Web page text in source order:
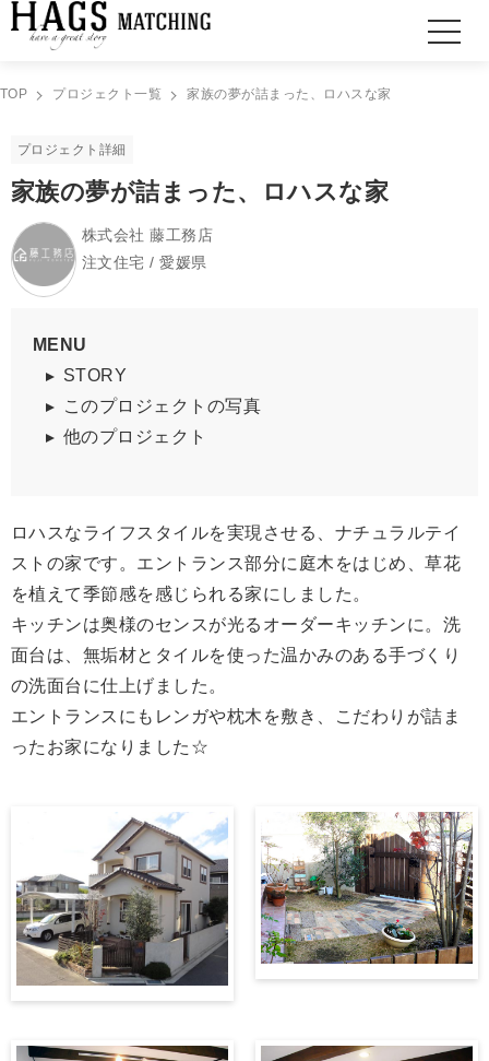
TOP プロジェクト一覧 家族の夢が詰まった、ロハスな家
プロジェクト詳細
家族の夢が詰まった、ロハスな家
株式会社 藤工務店
注文住宅 / 愛媛県
MENU
STORY
このプロジェクトの写真
他のプロジェクト
ロハスなライフスタイルを実現させる、ナチュラルテイ
ストの家です。エントランス部分に庭木をはじめ、草花
を植えて季節感を感じられる家にしました。
キッチンは奥様のセンスが光るオーダーキッチンに。洗
面台は、無垢材とタイルを使った温かみのある手づくり
の洗面台に仕上げました。
エントランスにもレンガや枕木を敷き、こだわりが詰ま
ったお家になりました☆